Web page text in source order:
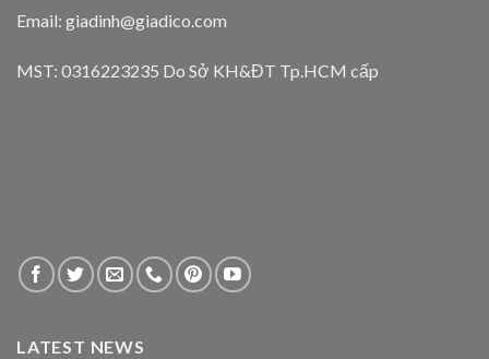
Email: giadinh@giadico.com
MST: 0316223235 Do Sở KH&ĐT Tp.HCM cấp
LATEST NEWS